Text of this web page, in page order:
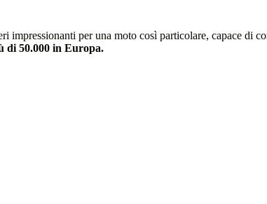
impressionanti per una moto così particolare, capace di
di 50.000 in Europa.